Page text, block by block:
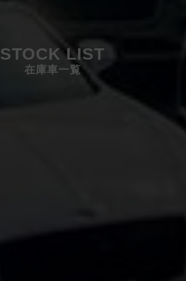
STOCK LIST
在庫車一覧